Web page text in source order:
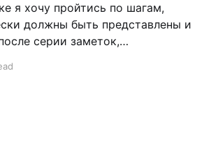
я хочу пройтись по шагам,
должны быть представлены и
серии заметок,
потенциала сотрудников.